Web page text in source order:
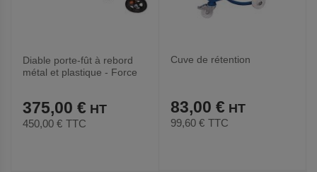
Diable porte-fût à rebord
métal et plastique - Force
375,00 €
450,00 € TTC
Cuve de rétention
83,00 €
99,60 € TTC